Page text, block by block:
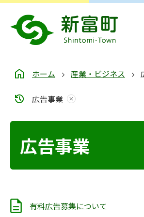
ホーム 産業・ビジネス
広告事業
広告事業
有料広告募集について